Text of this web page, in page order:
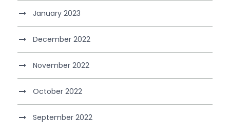
January 2023
December 2022
November 2022
October 2022
September 2022